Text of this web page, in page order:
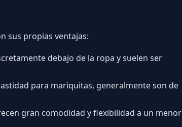
sus propias ventajas:
debajo de la ropa y suelen ser
para mariquitas, generalmente son de
gran comodidad y flexibilidad a un menor